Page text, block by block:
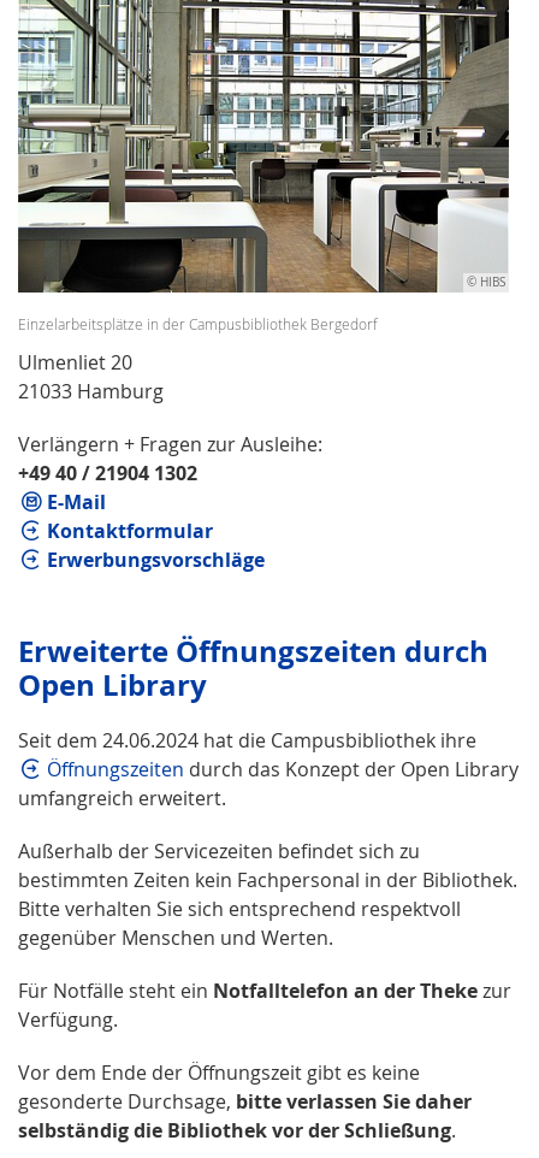
© HIBS
Einzelarbeitsplätze in der Campusbibliothek Bergedorf
Ulmenliet 20
21033 Hamburg
Verlängern + Fragen zur Ausleihe:
+49 40 / 21904 1302
E-Mail
Kontaktformular
Erwerbungsvorschläge
Erweiterte Öffnungszeiten durch
Open Lib­rary
Seit dem 24.06.2024 hat die Campusbibliothek ihre
Öffnungszeiten durch das Konzept der Open Library
umfangreich erweitert.
Außerhalb der Servicezeiten befindet sich zu
bestimmten Zeiten kein Fachpersonal in der Bibliothek.
Bitte verhalten Sie sich entsprechend respektvoll
gegenüber Menschen und Werten.
Für Notfälle steht ein Notfalltelefon an der Thekezur
Verfügung.
Vor dem Ende der Öffnungszeit gibt es keine
gesonderte Durchsage, bitte verlassen Sie daher
selbständig die Bibliothek vor der Schließung.